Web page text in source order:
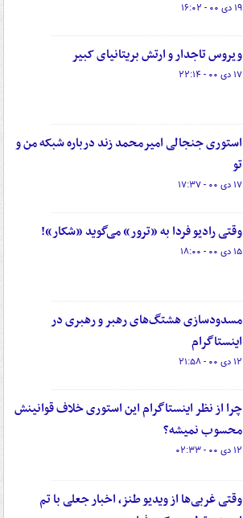
۱۹ دی ۰۰ - ۱۶:۰۲
ویروس تاجدار و ارتش بریتانیای کبیر
۱۷ دی ۰۰ - ۲۲:۱۴
استوری جنجالی امیرمحمد زند درباره شبکه من و
تو
۱۷ دی ۰۰ - ۱۷:۳۷
وقتی رادیو فردا به «ترور» می‌گوید «شکار»!
۱۵ دی ۰۰ - ۱۸:۰۰
مسدودسازی هشتگ‌های رهبر و رهبری در
اینستاگرام
۱۲ دی ۰۰ - ۲۱:۵۸
چرا از نظر اینستاگرام این استوری خلاف قوانینش
محسوب نمیشه؟
۱۲ دی ۰۰ - ۰۲:۳۳
وقتی غربی‌ها از ویدیو طنز، اخبار جعلی با تم